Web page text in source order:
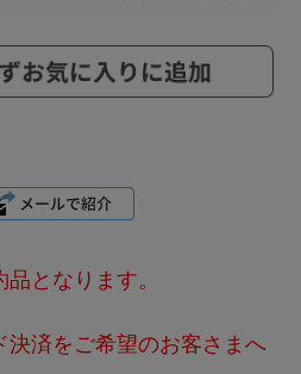
となります。
決済をご希望のお客さまへ